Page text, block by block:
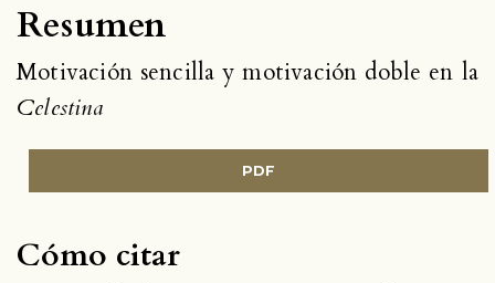
Cómo citar
Resumen
Motivación sencilla y motivación doble en la
Celestina
PDF